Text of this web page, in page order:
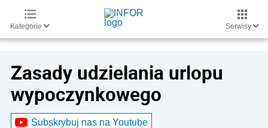
Kategorie Serwisy
Zasady udzielania urlopu
wypoczynkowego
Subskrybuj nas na Youtube